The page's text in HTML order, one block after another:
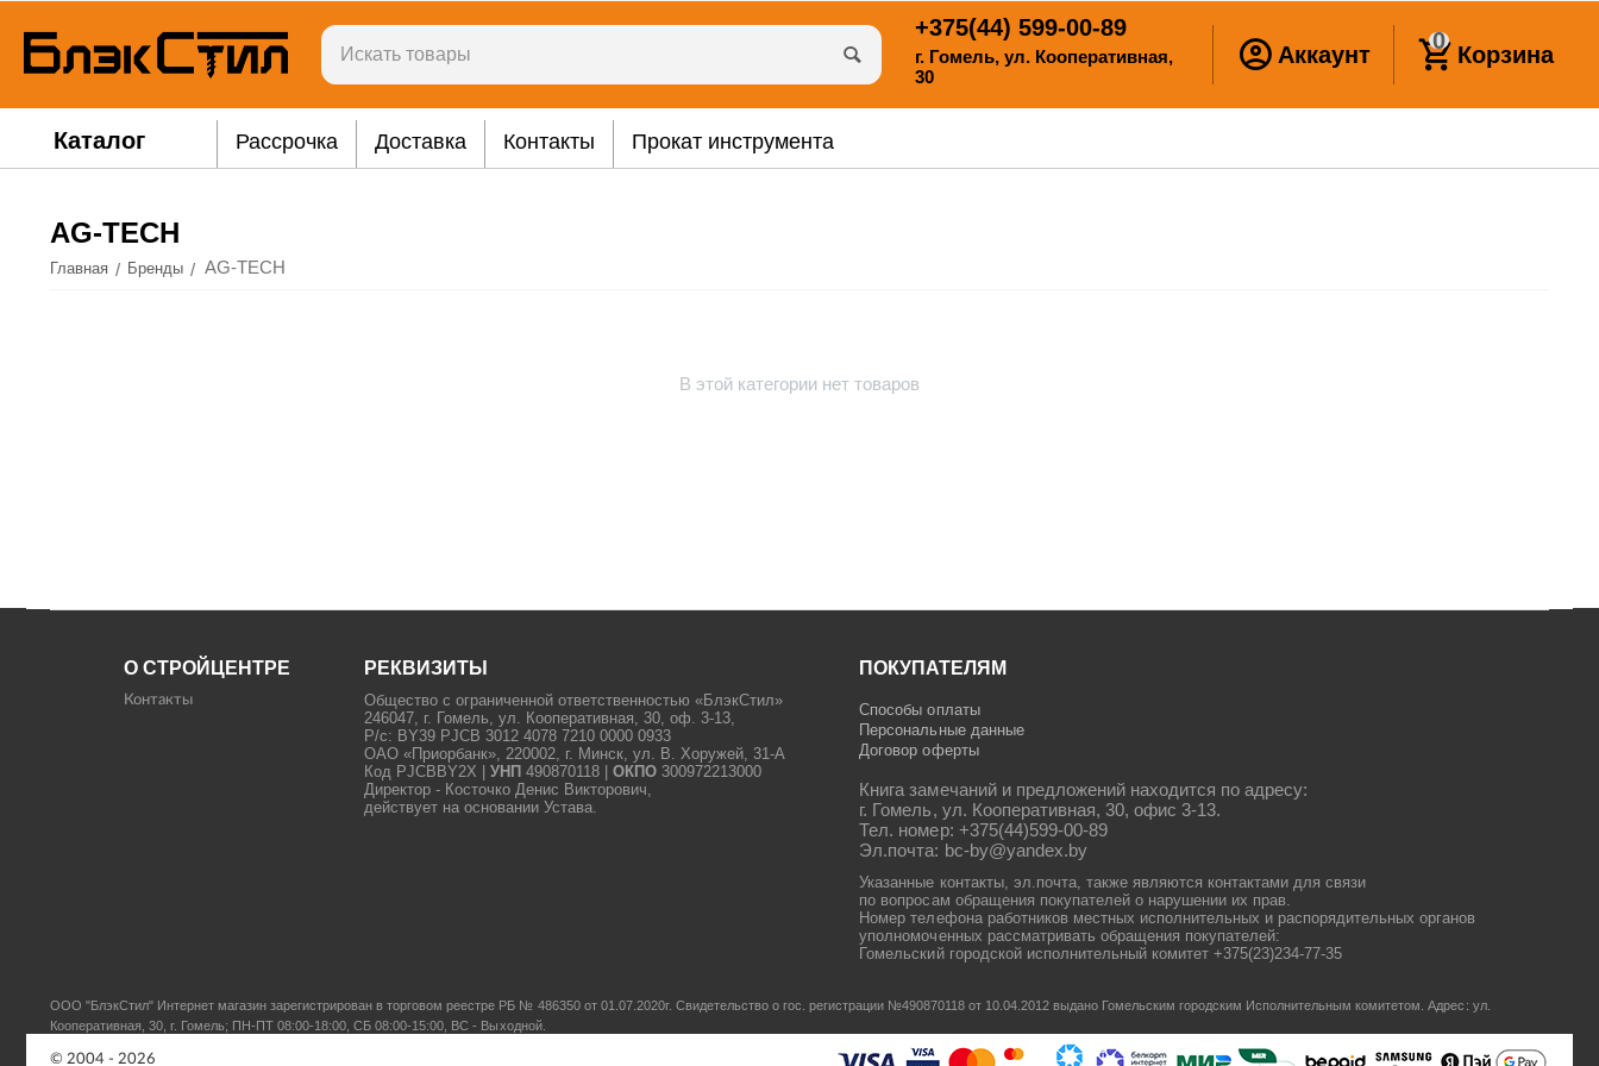
+375(44) 599-00-89
г. Гомель, ул. Кооперативная,
30
Аккаунт
0
Корзина
Каталог Рассрочка Доставка Контакты Прокат инструмента
AG-TECH
Главная / Бренды / AG-TECH
В этой категории нет товаров
О СТРОЙЦЕНТРЕ
Контакты
РЕКВИЗИТЫ
Общество с ограниченной ответственностью «БлэкСтил»
246047, г. Гомель, ул. Кооперативная, 30, оф. 3-13,
Р/с: BY39 PJCB 3012 4078 7210 0000 0933
ОАО «Приорбанк», 220002, г. Минск, ул. В. Хоружей, 31-А
Код PJCBBY2X |УНП 490870118 |ОКПО 300972213000
Директор - Косточко Денис Викторович,
действует на основании Устава.
ПОКУПАТЕЛЯМ
Способы оплаты
Персональные данные
Договор оферты
Книга замечаний и предложений находится по адресу:
г. Гомель, ул. Кооперативная, 30, офис 3-13.
Тел. номер: +375(44)599-00-89
Эл.почта: bc-by@yandex.by
Указанные контакты, эл.почта, также являются контактами для связи
по вопросам обращения покупателей о нарушении их прав.
Номер телефона работников местных исполнительных и распорядительных органов
уполномоченных рассматривать обращения покупателей:
Гомельский городской исполнительный комитет +375(23)234-77-35
ООО "БлэкСтил" Интернет магазин зарегистрирован в торговом реестре РБ № 486350 от 01.07.2020г. Свидетельство о гос. регистрации №490870118 от 10.04.2012 выдано Гомельским городским Исполнительным комитетом.Адрес: ул.
Кооперативная, 30, г. Гомель; ПН-ПТ 08:00-18:00, СБ 08:00-15:00, ВС - Выходной.
© 2004 - 2026